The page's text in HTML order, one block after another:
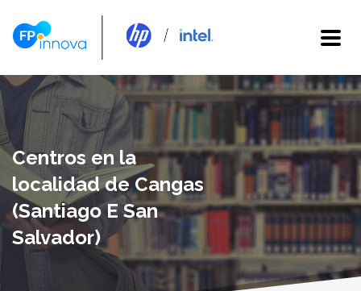
Centros en la
localidad de Cangas
(Santiago E San
Salvador)